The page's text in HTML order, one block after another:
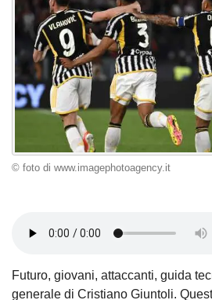
© foto di www.imagephotoagency.it
Futuro, giovani, attaccanti, guida
generale di Cristiano Giuntoli.